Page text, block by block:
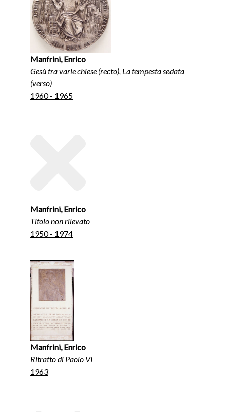
Manfrini, Enrico
Gesù tra varie chiese (recto), La tempesta sedata
(verso)
1960 - 1965
Manfrini, Enrico
Titolo non rilevato
1950 - 1974
Manfrini, Enrico
Ritratto di Paolo VI
1963